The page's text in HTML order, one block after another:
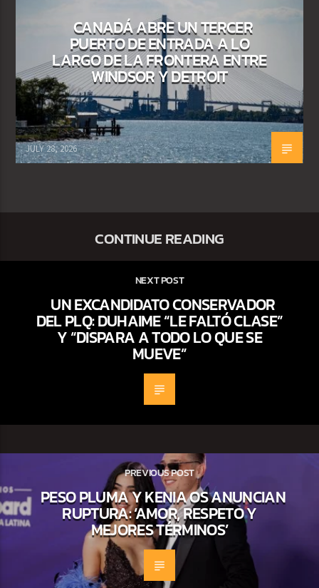
CANADÁ ABRE UN TERCER
PUERTO DE ENTRADA A LO
LARGO DE LA FRONTERA ENTRE
WINDSOR Y DETROIT
JULY 28, 2026
CONTINUE READING
NEXT POST
UN EXCANDIDATO CONSERVADOR
DEL PLQ: DUHAIME “LE FALTÓ CLASE”
Y “DISPARA A TODO LO QUE SE
MUEVE”
PREVIOUS POST
PESO PLUMA Y KENIA OS ANUNCIAN
RUPTURA: ‘AMOR, RESPETO Y
MEJORES TÉRMINOS’